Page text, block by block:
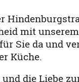
mit unserem
Sie da und
Küche.
und die Liebe